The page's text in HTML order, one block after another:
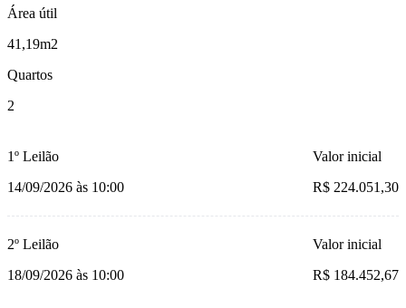
Área útil
41,19m2
Quartos
2
1º Leilão
14/09/2026 às 10:00
Valor inicial
R$ 224.051,30
2º Leilão
18/09/2026 às 10:00
Valor inicial
R$ 184.452,67